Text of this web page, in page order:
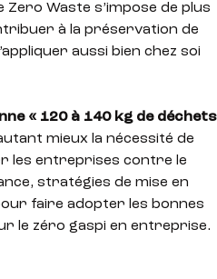
Waste s’impose de plus
à la préservation de
aussi bien chez soi
« 120 à 140 kg de déchets
mieux la nécessité de
les entreprises contre le
stratégies de mise en
faire adopter les bonnes
le zéro gaspi en entreprise.